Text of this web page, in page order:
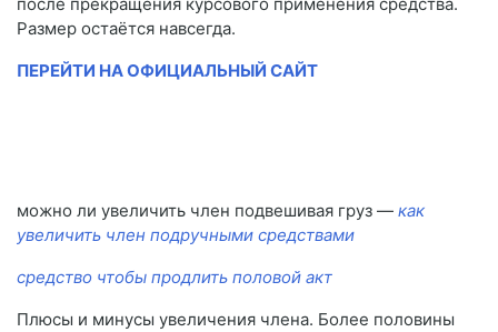
Размер остаётся навсегда.
ПЕРЕЙТИ НА ОФИЦИАЛЬНЫЙ САЙТ
можно ли увеличить член подвешивая груз — как
увеличить член подручными средствами
средство чтобы продлить половой акт
Плюсы и минусы увеличения члена. Более половины